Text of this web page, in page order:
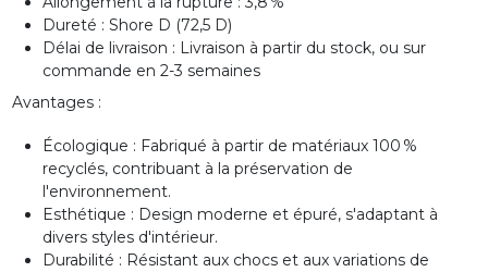
Dureté : Shore D (72,5 D)
Délai de livraison : Livraison à partir du stock, ou sur
commande en 2-3 semaines
Avantages :
Écologique : Fabriqué à partir de matériaux 100 %
recyclés, contribuant à la préservation de
l'environnement.
Esthétique : Design moderne et épuré, s'adaptant à
divers styles d'intérieur.
Durabilité : Résistant aux chocs et aux variations de